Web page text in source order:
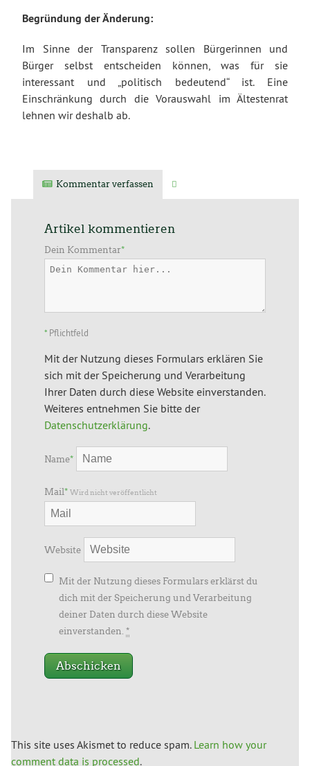
Begründung der Änderung:
Im Sinne der Transparenz sollen Bürgerinnen und
Bürger selbst entscheiden können, was für sie
interessant und „politisch bedeutend“ ist. Eine
Einschränkung durch die Vorauswahl im Ältestenrat
lehnen wir deshalb ab.
Kommentar verfassen
Artikel kommentieren
Dein Kommentar*
* Pflichtfeld
Mit der Nutzung dieses Formulars erklären Sie
sich mit der Speicherung und Verarbeitung
Ihrer Daten durch diese Website einverstanden.
Weiteres entnehmen Sie bitte der
Datenschutzerklärung.
Name*
Mail* Wird nicht veröffentlicht
Website
Mit der Nutzung dieses Formulars erklärst du
dich mit der Speicherung und Verarbeitung
deiner Daten durch diese Website
einverstanden. *
This site uses Akismet to reduce spam. Learn how your
comment data is processed.